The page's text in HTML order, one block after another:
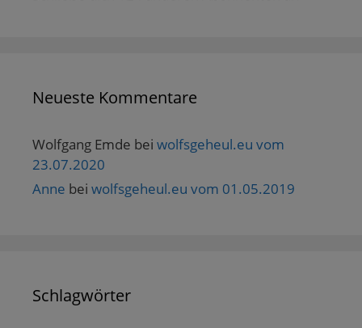
Neueste Kommentare
Wolfgang Emde bei wolfsgeheul.eu vom
23.07.2020
Anne bei wolfsgeheul.eu vom 01.05.2019
Schlagwörter